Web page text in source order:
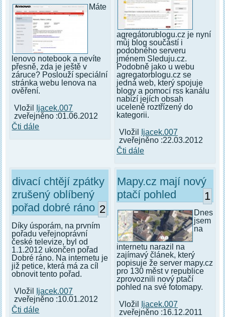
Máte
lenovo notebook a nevíte
přesně, zda je ještě v
záruce? Poslouží speciální
stránka webu lenova na
ověření.
Vložil
Ijacek.007
zveřejněno :01.06.2012
Čti dále
agregátorublogu.cz je nyní
můj blog součástí i
podobného serveru
jménem Sleduju.cz.
Podobně jako u webu
agregatorblogu.cz se
jedná web, který spojuje
blogy a pomocí rss kanálu
nabízí jejích obsah
uceleně roztřízený do
kategorii.
Vložil
Ijacek.007
zveřejněno :22.03.2012
Čti dále
divací chtějí zpátky
zrušený oblíbený
pořad dobré ráno 2
Díky úsporám, na prvním
pořadu veřejnoprávní
české televize, byl od
1.1.2012 ukončen pořad
Dobré ráno. Na internetu je
již petice, která má za cíl
obnovit tento pořad.
Vložil
Ijacek.007
zveřejněno :10.01.2012
Čti dále
Mapy.cz mají nový
ptačí pohled
1
Dnes
jsem
na
internetu narazil na
zajímavý článek, který
popisuje že server mapy.cz
pro 130 měst v republice
zprovoznili nový ptačí
pohled na své fotomapy.
Vložil
Ijacek.007
zveřejněno :16.12.2011